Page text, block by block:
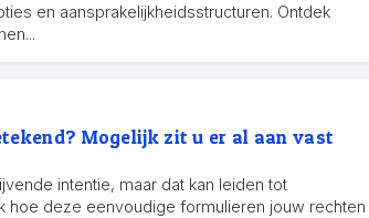
en aansprakelijkheidsstructuren. Ontdek
Mogelijk zit u er al aan vast
intentie, maar dat kan leiden tot
hoe deze eenvoudige formulieren jouw rechten